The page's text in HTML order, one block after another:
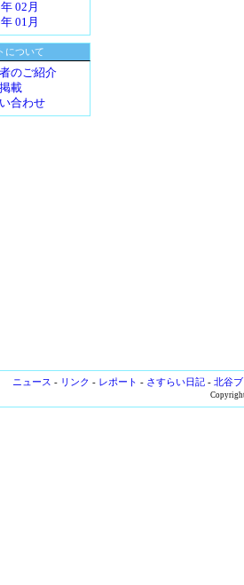
02月
01月
について
のご紹介
載
合わせ
ニュース - リンク - レポート - さすらい日記- 北谷